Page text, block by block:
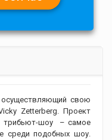
свою
Zetterberg. Проект
трибьют-шоу – самое
среди подобных шоу.